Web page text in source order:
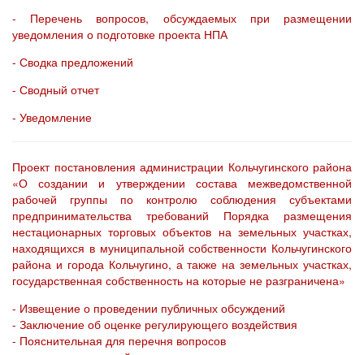
- Перечень вопросов, обсуждаемых при размещении
уведомления о подготовке проекта НПА
- Сводка предложений
- Сводный отчет
- Уведомление
Проект постановления администрации Кольчугинского района
«О создании и утверждении состава межведомственной
рабочей группы по контролю соблюдения субъектами
предпринимательства требований Порядка размещения
нестационарных торговых объектов на земельных участках,
находящихся в муниципальной собственности Кольчугинского
района и города Кольчугино, а также на земельных участках,
государственная собственность на которые не разграничена»
- Извещение о проведении публичных обсуждений
- Заключение об оценке регулирующего воздействия
- Пояснительная для перечня вопросов